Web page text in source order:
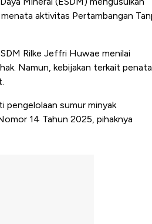
aktivitas Pertambangan
Rilke Jeffri Huwae menilai
Namun, kebijakan terkait
pengelolaan sumur minyak
14 Tahun 2025, pihaknya